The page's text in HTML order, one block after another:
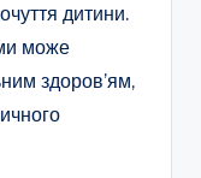
дитини.
може
здоров’ям,